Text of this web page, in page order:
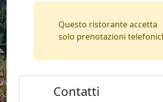
Questo ristorante accetta
solo prenotazioni
Contatti